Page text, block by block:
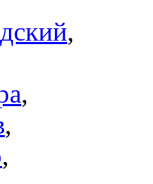
,
,
,
,